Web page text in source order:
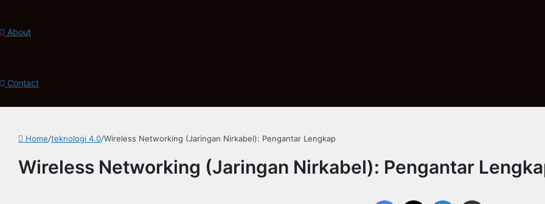
About
Contact
Home/teknologi 4.0/Wireless Networking (Jaringan Nirkabel): Pengantar Lengkap
Wireless Networking (Jaringan Nirkabel): Pengantar
Facebook LinkedIn